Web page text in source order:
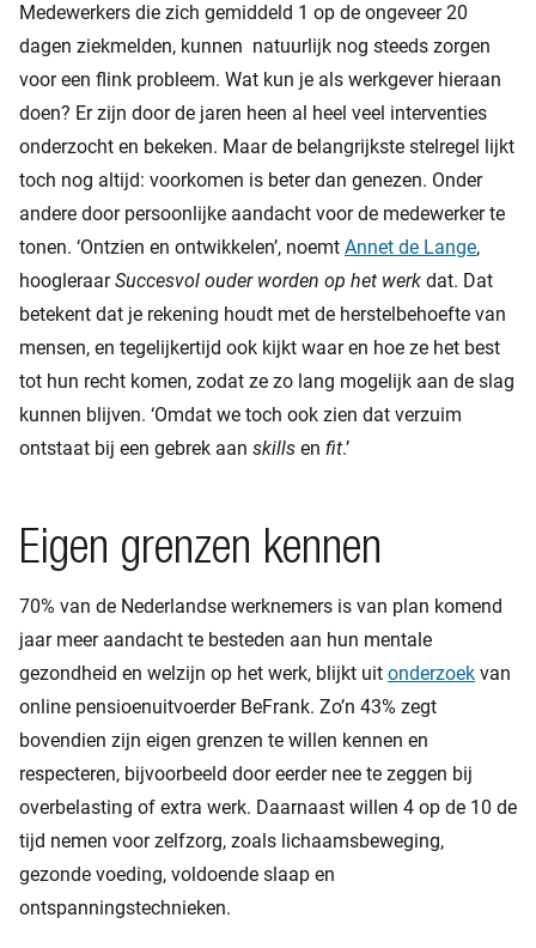
Medewerkers die zich gemiddeld 1 op de ongeveer 20
dagen ziekmelden, kunnen natuurlijk nog steeds zorgen
voor een flink probleem. Wat kun je als werkgever hieraan
doen? Er zijn door de jaren heen al heel veel interventies
onderzocht en bekeken. Maar de belangrijkste stelregel lijkt
toch nog altijd: voorkomen is beter dan genezen. Onder
andere door persoonlijke aandacht voor de medewerker te
tonen. ‘Ontzien en ontwikkelen’, noemt Annet de Lange,
hoogleraarSuccesvol ouder worden op het werk dat. Dat
betekent dat je rekening houdt met de herstelbehoefte van
mensen, en tegelijkertijd ook kijkt waar en hoe ze het best
tot hun recht komen, zodat ze zo lang mogelijk aan de slag
kunnen blijven. ‘Omdat we toch ook zien dat verzuim
ontstaat bij een gebrek aan skills en fit.’
Eigen grenzen kennen
70% van de Nederlandse werknemers is van plan komend
jaar meer aandacht te besteden aan hun mentale
gezondheid en welzijn op het werk, blijkt uit onderzoek van
online pensioenuitvoerder BeFrank. Zo’n 43% zegt
bovendien zijn eigen grenzen te willen kennen en
respecteren, bijvoorbeeld door eerder nee te zeggen bij
overbelasting of extra werk. Daarnaast willen 4 op de 10 de
tijd nemen voor zelfzorg, zoals lichaamsbeweging,
gezonde voeding, voldoende slaap en
ontspanningstechnieken.